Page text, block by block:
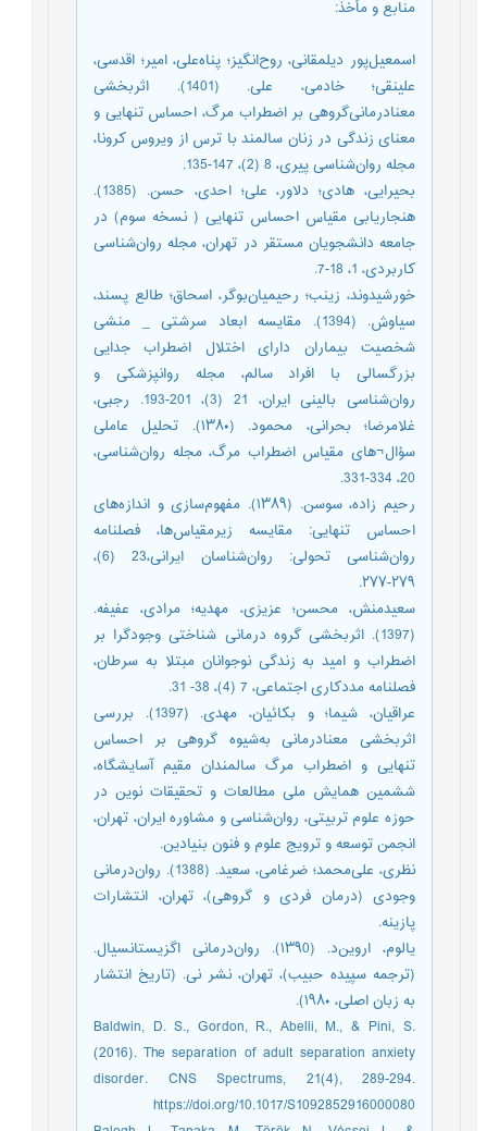
منابع و مأخذ:
اسمعیل‌پور دیلمقانی، روح‌انگیز؛ پناه‌علی، امیر؛ اقدسی،
علینقی؛ خادمی، علی. (1401). اثربخشی
معنادرمانی‌گروهی بر اضطراب مرگ، احساس تنهایی و
معنای زندگی در زنان سالمند با ترس از ویروس کرونا،
مجله روان‌شناسی پیری، 8 (2)، 147-135.
بحیرایی، هادی؛ دلاور، علی؛ احدی، حسن. (1385).
هنجاریابی مقیاس احساس تنهایی ( نسخه سوم) در
جامعه دانشجویان مستقر در تهران، مجله روان‌شناسی
کاربردی، 1، 18-7.
خورشیدوند، زینب؛ رحیمیان‌بوگر، اسحاق؛ طالع پسند،
سیاوش. (1394). مقایسه ابعاد سرشتی _ منشی
شخصیت بیماران دارای اختلال اضطراب جدایی
بزرگسالی با افراد سالم، مجله روانپزشکی و
روان‌شناسی بالینی ایران، 21 (3)، 201-193. رجبی،
غلامرضا؛ بحرانی، محمود. (۱۳۸۰). تحلیل عاملی
سؤال¬های مقیاس اضطراب مرگ، مجله روان‌شناسی،
20، 334-331.
رحیم زاده، سوسن. (۱۳۸۹). مفهوم‌سازی و اندازه‌های
احساس تنهایی: مقایسه زیرمقیاس‌ها، فصلنامه
روان‌شناسی تحولی: روان‌شناسان ایرانی،23 (6)،
۲۷۹-۲۷۷.
سعیدمنش، محسن؛ عزیزی، مهدیه؛ مرادی، عفیفه.
(1397). اثربخشی گروه درمانی شناختی وجودگرا بر
اضطراب و امید به زندگی نوجوانان مبتلا به سرطان،
فصلنامه مددکاری اجتماعی، 7 (4)، 38- 31.
عراقیان، شیما؛ و بکائیان، مهدی. (1397). بررسی
اثربخشی معنادرمانی ‌به‌شیوه گروهی بر احساس
تنهایی و اضطراب مرگ سالمندان مقیم آسایشگاه،
ششمین همایش ملی مطالعات و تحقیقات نوین در
حوزه علوم تربیتی، روان‌شناسی و مشاوره ایران، تهران،
انجمن توسعه و ترویج علوم و فنون بنیادین.
نظری، علی‌محمد؛ ضرغامی، سعید. (1388). روان‌درمانی
وجودی (درمان فردی و گروهی)، تهران، انتشارات
پازینه.
یالوم، اروین‌د. (۱۳۹0). روان‌درمانی اگزیستانسیال.
(ترجمه سپیده حبیب)، تهران، نشر نی. (تاریخ انتشار
به زبان اصلی، ۱۹۸۰).
Baldwin, D. S., Gordon, R., Abelli, M., & Pini, S.
(2016). The separation of adult separation anxiety
disorder. CNS Spectrums, 21(4), 289-294.
https://doi.org/10.1017/S1092852916000080